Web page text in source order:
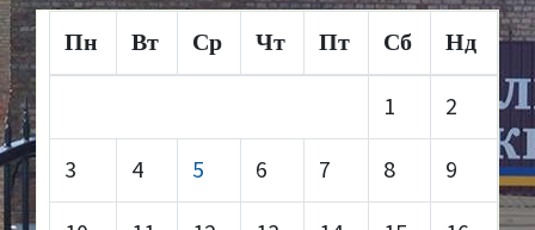
Пн Вт Ср Чт Пт Сб Нд
1 2
3 4 5 6 7 8 9